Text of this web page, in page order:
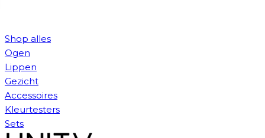
Shop alles
Ogen
Lippen
Gezicht
Accessoires
Kleurtesters
Sets